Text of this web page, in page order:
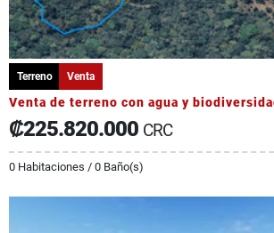
Terreno Venta
₡225.820.000 CRC
0 Habitaciones / 0 Baño(s)